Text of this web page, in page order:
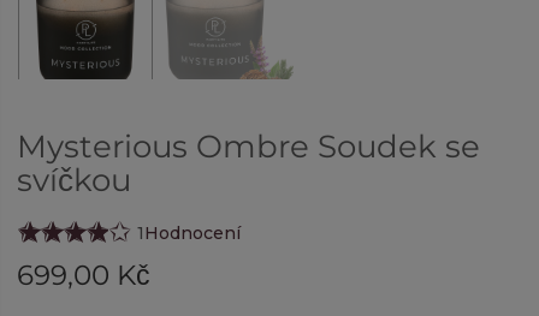
Mysterious Ombre Soudek se
svíčkou
1Hodnocení
699,00 Kč